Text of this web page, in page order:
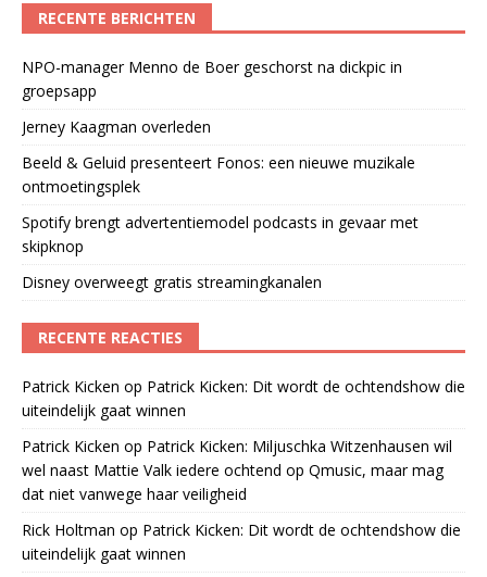
RECENTE BERICHTEN
NPO-manager Menno de Boer geschorst na dickpic in
groepsapp
Jerney Kaagman overleden
Beeld & Geluid presenteert Fonos: een nieuwe muzikale
ontmoetingsplek
Spotify brengt advertentiemodel podcasts in gevaar met
skipknop
Disney overweegt gratis streamingkanalen
RECENTE REACTIES
Patrick Kicken op Patrick Kicken: Dit wordt de ochtendshow die
uiteindelijk gaat winnen
Patrick Kicken op Patrick Kicken: Miljuschka Witzenhausen wil
wel naast Mattie Valk iedere ochtend op Qmusic, maar mag
dat niet vanwege haar veiligheid
Rick Holtman op Patrick Kicken: Dit wordt de ochtendshow die
uiteindelijk gaat winnen